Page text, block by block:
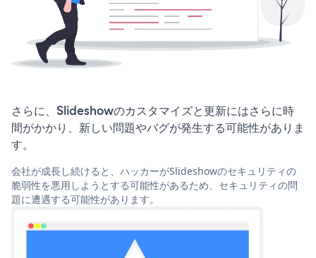
さらに、Slideshowのカスタマイズと更新にはさらに時
間がかかり、新しい問題やバグが発生する可能性がありま
す。
会社が成長し続けると、ハッカーがSlideshowのセキュリティの
脆弱性を悪用しようとする可能性があるため、セキュリティの問
題に遭遇する可能性があります。